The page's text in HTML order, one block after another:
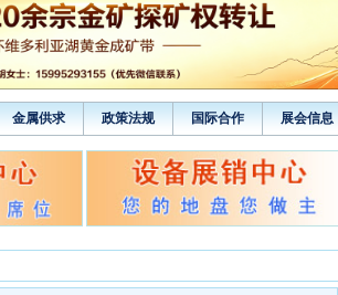
金属供求 政策法规 国际合作 展会信息